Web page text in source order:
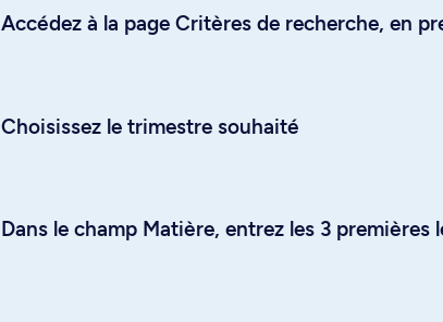
Accédez à la page Critères de recherche, en
Choisissez le trimestre souhaité
Dans le champ Matière, entrez les 3 premières